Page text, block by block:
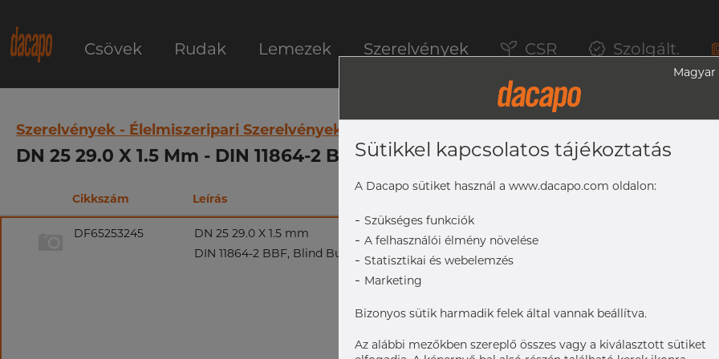
Csövek Rudak Lemezek Szerelvények CSR Szolgált.
Szerelvények - Élelmiszeripari Szerelvények
DN 25 29.0 X 1.5 Mm - DIN 11864-2 BBF, Blind Bund Flange, 1.4404, H3
Cikkszám Leírás
DF65253245
DN 25 29.0 X 1.5 mm
DIN 11864-2 BBF, Blind Bund Flange, 1.4404, H3
Magyar
Sütikkel kapcsolatos tájékoztatás
A Dacapo sütiket használ a www.dacapo.com oldalon:
- Szükséges funkciók
- A felhasználói élmény növelése
- Statisztikai és webelemzés
- Marketing
Bizonyos sütik harmadik felek által vannak beállítva.
Az alábbi mezőkben szereplő összes vagy a kiválasztott sütiket